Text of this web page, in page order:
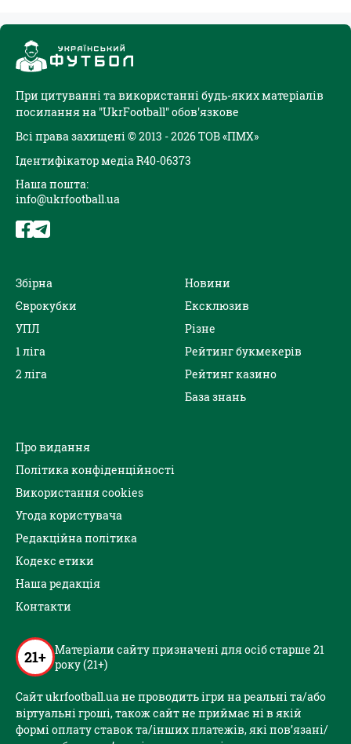
При цитуванні та використанні будь-яких матеріалів
посилання на "UkrFootball" обов'язкове
Всі права захищені © 2013 - 2026 ТОВ «ПМХ»
Ідентифікатор медіа R40-06373
Наша пошта:
info@ukrfootball.ua
Збірна
Єврокубки
УПЛ
1 ліга
2 ліга
Новини
Ексклюзив
Різне
Рейтинг букмекерів
Рейтинг казино
База знань
Про видання
Політика конфіденційності
Використання cookies
Угода користувача
Редакційна політика
Кодекс етики
Наша редакція
Контакти
21+ Матеріали сайту призначені для осіб старше 21
року (21+)
Сайт ukrfootball.ua не проводить ігри на реальні та/або
віртуальні гроші, також сайт не приймає ні в якій
формі оплату ставок та/інших платежів, які пов’язані/